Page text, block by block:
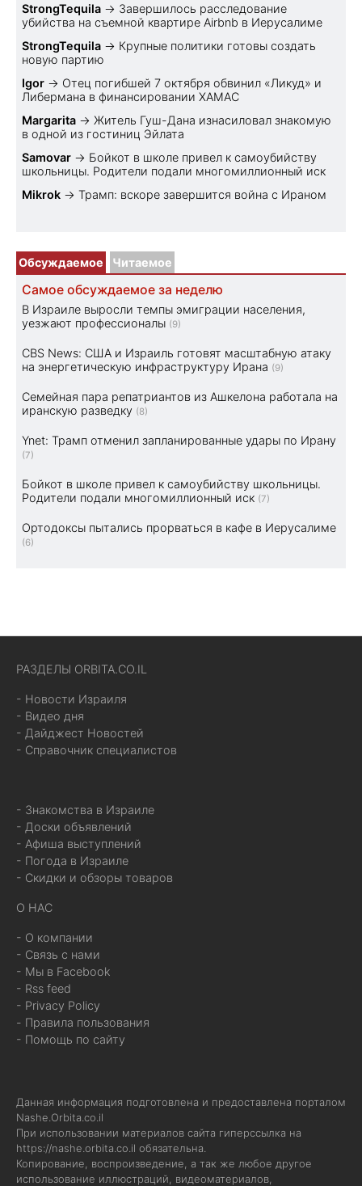
StrongTequila → Завершилось расследование
убийства на съемной квартире Airbnb в Иерусалиме
StrongTequila → Крупные политики готовы создать
новую партию
Igor → Отец погибшей 7 октября обвинил «Ликуд» и
Либермана в финансировании ХАМАС
Margarita → Житель Гуш-Дана изнасиловал знакомую
в одной из гостиниц Эйлата
Samovar → Бойкот в школе привел к самоубийству
школьницы. Родители подали многомиллионный иск
Mikrok → Трамп: вскоре завершится война с Ираном
Обсуждаемое Читаемое
Самое обсуждаемое за неделю
В Израиле выросли темпы эмиграции населения,
уезжают профессионалы (9)
CBS News: США и Израиль готовят масштабную атаку
на энергетическую инфраструктуру Ирана (9)
Семейная пара репатриантов из Ашкелона работала на
иранскую разведку (8)
Ynet: Трамп отменил запланированные удары по Ирану
(7)
Бойкот в школе привел к самоубийству школьницы.
Родители подали многомиллионный иск (7)
Ортодоксы пытались прорваться в кафе в Иерусалиме
(6)
РАЗДЕЛЫ ORBITA.CO.IL
- Новости Израиля
- Видео дня
- Дайджест Новостей
- Справочник специалистов
- Знакомства в Израиле
- Доски объявлений
- Афиша выступлений
- Погода в Израиле
- Скидки и обзоры товаров
О НАС
- О компании
- Связь с нами
- Мы в Facebook
- Rss feed
- Privacy Policy
- Правила пользования
- Помощь по сайту
Данная информация подготовлена и предоставлена порталом
Nashe.Orbita.co.il
При использовании материалов сайта гиперссылка на
https://nashe.orbita.co.il обязательна.
Копирование, воспроизведение, а так же любое другое
использование иллюстраций, видеоматериалов,